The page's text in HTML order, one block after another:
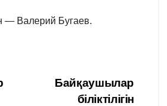
— Валерий Бугаев.
Байқаушылар
біліктілігін